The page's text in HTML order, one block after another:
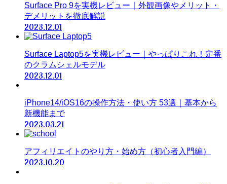
Surface Pro 9を実機レビュー｜外観画像やメリット・
デメリットを徹底解説
2023.12.01
Surface Laptop5を実機レビュー｜やっぱりこれ！定番
のクラムシェルモデル
2023.12.01
iPhone14/iOS16の操作方法・使い方 53選｜基本から
新機能まで
2023.03.21
アフィリエイトのやり方・始め方（初心者入門編）
2023.10.20